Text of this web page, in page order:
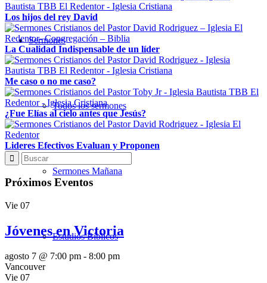
Sermones
Todos los sermones
Sermones Mañana
Estudios Bíblicos
Los hijos del rey David
La Cualidad Indispensable de un líder
Me caso o no me caso?
¿Fue Elías al cielo antes que Jesús?
Lideres Efectivos Evaluan y Proponen
Próximos Eventos
Vie 07
Jóvenes en Victoria
agosto 7 @ 7:00 pm - 8:00 pm
Vancouver
Vie 07